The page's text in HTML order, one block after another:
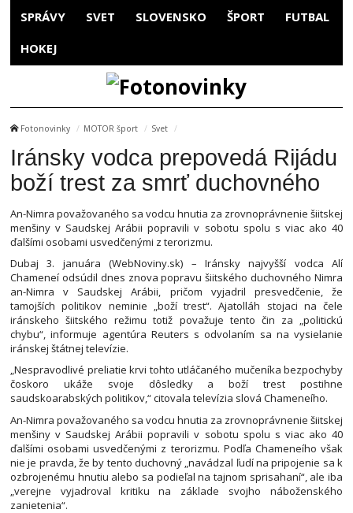
SPRÁVY SVET SLOVENSKO ŠPORT FUTBAL
HOKEJ
Fotonovinky MOTOR šport Svet
Iránsky vodca prepovedá Rijádu
boží trest za smrť duchovného
An-Nimra považovaného sa vodcu hnutia za zrovnoprávnenie šiitskej
menšiny v Saudskej Arábii popravili v sobotu spolu s viac ako 40
ďalšími osobami usvedčenými z terorizmu.
Dubaj 3. januára (WebNoviny.sk) – Iránsky najvyšší vodca Alí
Chameneí odsúdil dnes znova popravu šiitského duchovného Nimra
an-Nimra v Saudskej Arábii, pričom vyjadril presvedčenie, že
tamojších politikov neminie „boží trest“. Ajatolláh stojaci na čele
iránskeho šiitského režimu totiž považuje tento čin za „politickú
chybu“, informuje agentúra Reuters s odvolaním sa na vysielanie
iránskej štátnej televízie.
„Nespravodlivé preliatie krvi tohto utláčaného mučeníka bezpochyby
čoskoro ukáže svoje dôsledky a boží trest postihne
saudskoarabských politikov,“ citovala televízia slová Chameneího.
An-Nimra považovaného sa vodcu hnutia za zrovnoprávnenie šiitskej
menšiny v Saudskej Arábii popravili v sobotu spolu s viac ako 40
ďalšími osobami usvedčenými z terorizmu. Podľa Chameneího však
nie je pravda, že by tento duchovný „navádzal ľudí na pripojenie sa k
ozbrojenému hnutiu alebo sa podieľal na tajnom sprisahaní“, ale iba
„verejne vyjadroval kritiku na základe svojho náboženského
zanietenia“.